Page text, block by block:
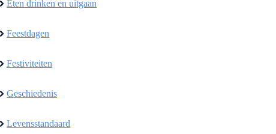
Eten drinken en uitgaan
Feestdagen
Festiviteiten
Geschiedenis
Levensstandaard